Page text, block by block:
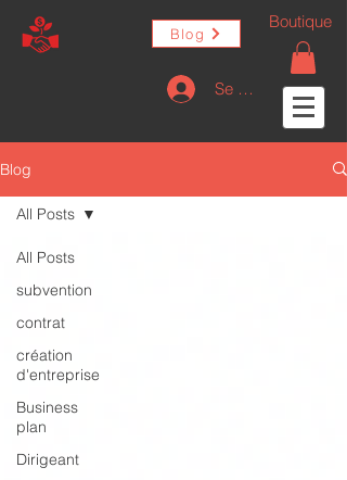
Blog
Se connecter
Boutique
Blog
All Posts
subvention
contrat
création
d'entreprise
Business
plan
Dirigeant
All Posts